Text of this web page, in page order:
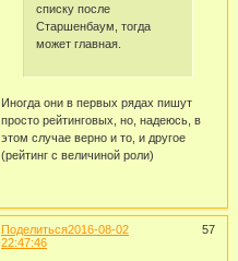
списку после
Старшенбаум, тогда
может главная.
Иногда они в первых рядах пишут
просто рейтинговых, но, надеюсь, в
этом случае верно и то, и другое
(рейтинг с величиной роли)
Поделиться 57
2016-08-02
22:47:46